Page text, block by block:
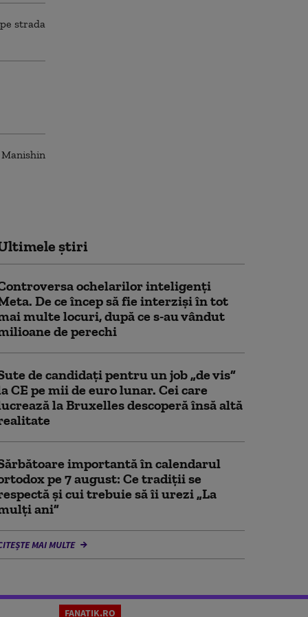
știri
ochelarilor inteligenți
De ce încep să fie interziși în tot
multe locuri, după ce s-au vândut
de perechi
de candidați pentru un job „de vis”
CE pe mii de euro lunar. Cei care
la Bruxelles descoperă însă altă
importantă în calendarul
pe 7 august: Ce tradiții se
și cui trebuie să îi urezi „La
ani”
MAI MULTE
FANATIK.RO